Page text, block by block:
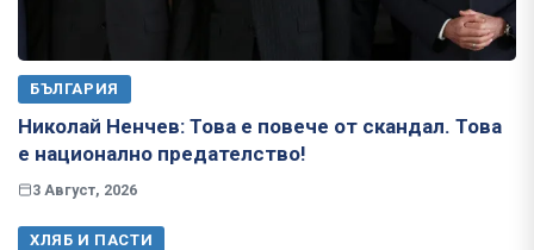
БЪЛГАРИЯ
Николай Ненчев: Това е повече от скандал. Това
е национално предателство!
3 Август, 2026
ХЛЯБ И ПАСТИ